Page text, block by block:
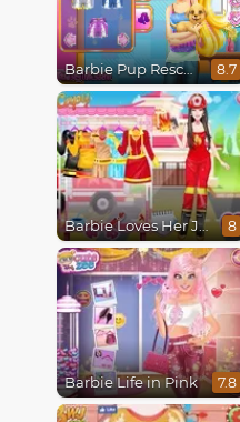
Barbie Pup Rescue 8.7
Barbie Loves Her Job 8
Barbie Life in Pink 7.8